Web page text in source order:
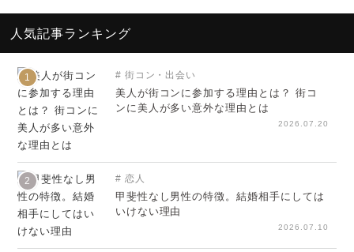
人気記事ランキング
1 街コン・出会い
美人が街コンに参加する理由とは？ 街コ
ンに美人が多い意外な理由とは
2026.07.20
2 恋人
甲斐性なし男性の特徴。結婚相手にしては
いけない理由
2026.07.10